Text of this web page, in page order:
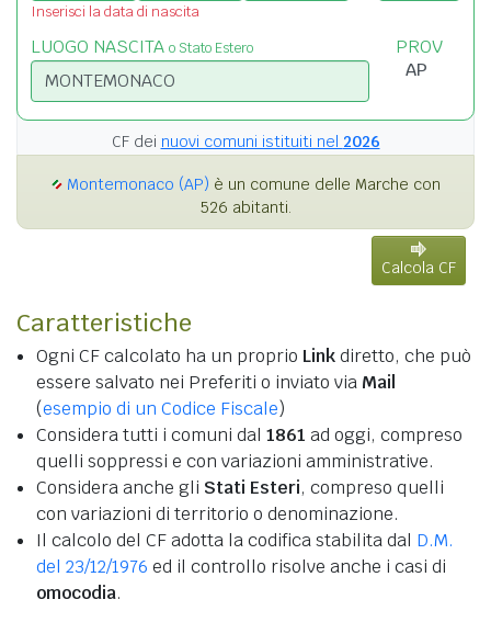
Inserisci la data di nascita
LUOGO NASCITA o Stato Estero PROV
CF dei nuovi comuni istituiti nel 2026
Montemonaco (AP) è un comune delle Marche con
526 abitanti.
Calcola CF
Caratteristiche
Ogni CF calcolato ha un proprio Linkdiretto, che può
essere salvato nei Preferiti o inviato via Mail
(esempio di un Codice Fiscale)
Considera tutti i comuni dal 1861 ad oggi, compreso
quelli soppressi e con variazioni amministrative.
Considera anche gli Stati Esteri, compreso quelli
con variazioni di territorio o denominazione.
Il calcolo del CF adotta la codifica stabilita dal D.M.
del 23/12/1976 ed il controllo risolve anche i casi di
omocodia.